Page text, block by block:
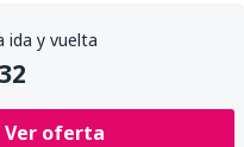
ida y vuelta
Ver oferta